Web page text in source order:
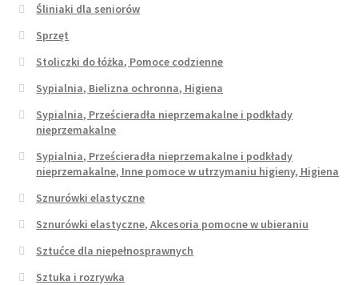
Śliniaki dla seniorów
Sprzęt
Stoliczki do łóżka, Pomoce codzienne
Sypialnia, Bielizna ochronna, Higiena
Sypialnia, Prześcieradła nieprzemakalne i podkłady
nieprzemakalne
Sypialnia, Prześcieradła nieprzemakalne i podkłady
nieprzemakalne, Inne pomoce w utrzymaniu higieny, Higiena
Sznurówki elastyczne
Sznurówki elastyczne, Akcesoria pomocne w ubieraniu
Sztućce dla niepełnosprawnych
Sztuka i rozrywka